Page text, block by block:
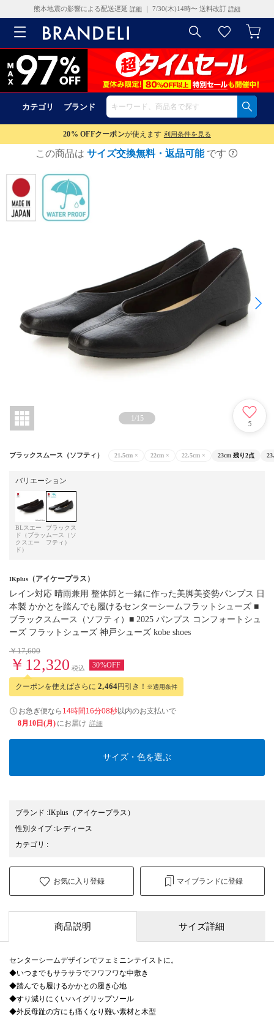
熊本地震の影響による配送遅延 詳細 ｜ 7/30(木)14時〜 送料改訂 詳細
カテゴリ ブランド
20% OFFクーポンが使えます 利用条件を見る
この商品は サイズ交換無料・返品可能 です
1/15
5
ブラックスムース（ソフティ） 21.5cm × 22cm × 22.5cm × 23cm 残り2点
バリエーション
BLスエー
ド（ブラッ
クスエー
ド）
ブラックス
ムース（ソ
フティ）
IKplus （アイケープラス）
レイン対応 晴雨兼用 整体師と一緒に作った美脚美姿勢パンプス 日
本製 かかとを踏んでも履けるセンターシームフラットシューズ ■
ブラックスムース（ソフティ）■ 2025 パンプス コンフォートシュ
ーズ フラットシューズ 神戸シューズ kobe shoes
￥17,600
￥12,320 税込 30%OFF
クーポンを使えばさらに 2,464円引き！ ※適用条件
お急ぎ便なら 14時間16分07秒以内のお支払いで
8月10日(月) にお届け 詳細
サイズ・色を選ぶ
ブランド :IKplus （アイケープラス）
性別タイプ:レディース
カテゴリ :
お気に入り登録 マイブランドに登録
商品説明 サイズ詳細
センターシームデザインでフェミニンテイストに。
◆いつまでもサラサラでフワフワな中敷き
◆踏んでも履けるかかとの履き心地
◆すり減りにくいハイグリップソール
◆外反母趾の方にも痛くなり難い素材と木型